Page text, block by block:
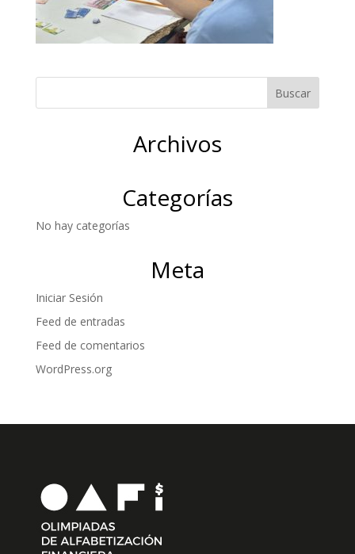
Archivos
Categorías
No hay categorías
Meta
Iniciar Sesión
Feed de entradas
Feed de comentarios
WordPress.org